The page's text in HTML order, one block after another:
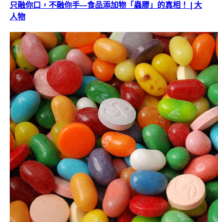
只融你口，不融你手---食品添加物「蟲膠」的真相！ | 大
人物